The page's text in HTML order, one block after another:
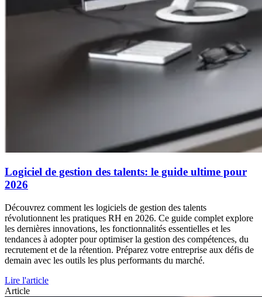
Logiciel de gestion des talents: le guide ultime pour
2026
Découvrez comment les logiciels de gestion des talents
révolutionnent les pratiques RH en 2026. Ce guide complet explore
les dernières innovations, les fonctionnalités essentielles et les
tendances à adopter pour optimiser la gestion des compétences, du
recrutement et de la rétention. Préparez votre entreprise aux défis de
demain avec les outils les plus performants du marché.
Lire l'article
Article